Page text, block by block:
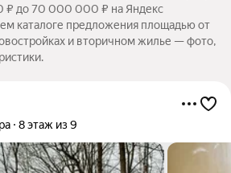
₽ до 70 000 000 ₽ на Яндекс
каталоге предложения площадью от
и вторичном жилье — фото,
8 этаж из 9